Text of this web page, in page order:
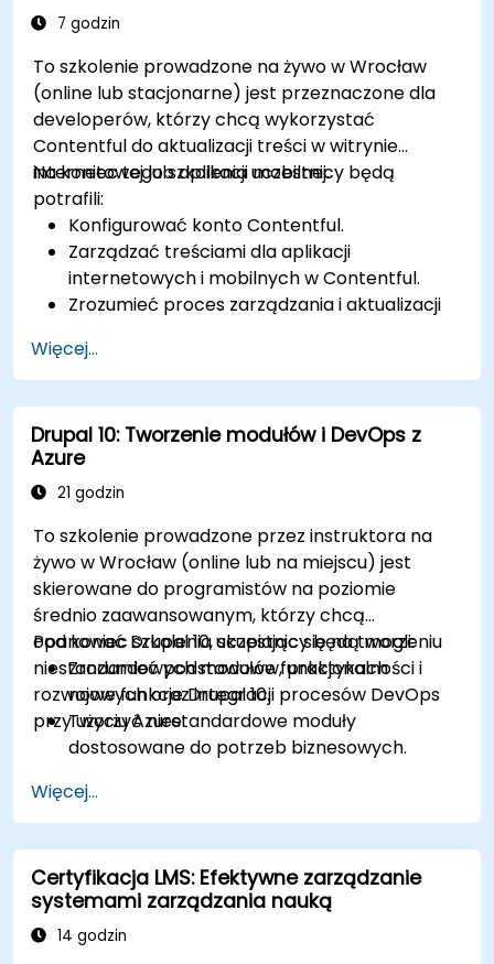
7 godzin
To szkolenie prowadzone na żywo w Wrocław
(online lub stacjonarne) jest przeznaczone dla
developerów, którzy chcą wykorzystać
Contentful do aktualizacji treści w witrynie
internetowej lub aplikacji mobilnej.
Na koniec tego szkolenia uczestnicy będą
potrafili:
Konfigurować konto Contentful.
Zarządzać treściami dla aplikacji
internetowych i mobilnych w Contentful.
Zrozumieć proces zarządzania i aktualizacji
mobilnych.
Więcej...
Drupal 10: Tworzenie modułów i DevOps z
Azure
21 godzin
To szkolenie prowadzone przez instruktora na
żywo w Wrocław (online lub na miejscu) jest
skierowane do programistów na poziomie
średnio zaawansowanym, którzy chcą
opanować Drupal 10, skupiając się na tworzeniu
niestandardowych modułów, praktykach
rozwojowych oraz integracji procesów DevOps
przy użyciu Azure.
Pod koniec szkolenia uczestnicy będą mogli:
Zrozumieć podstawowe funkcjonalności i
nowe funkcje Drupal 10.
Tworzyć niestandardowe moduły
dostosowane do potrzeb biznesowych.
Drupal.
Konfigurować i zarządzać środowiskami
deweloperskimi przy użyciu usług Azure.
Automatyzować wdrażanie i skalowanie przy
użyciu narzędzi Azure DevOps.
Więcej...
Certyfikacja LMS: Efektywne zarządzanie
systemami zarządzania nauką
14 godzin